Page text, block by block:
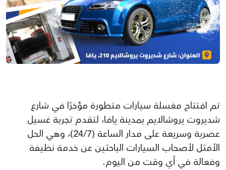
تم افتتاح مغسلة سيارات متطورة مؤخرًا في شارع
شديروت يروشالايم بمدينة يافا، لتقدم تجربة غسيل
عصرية وسريعة على مدار الساعة (24/7)، وهي الحل
الأمثل لأصحاب السيارات الباحثين عن خدمة نظيفة
وفعالة في أي وقت من اليوم.